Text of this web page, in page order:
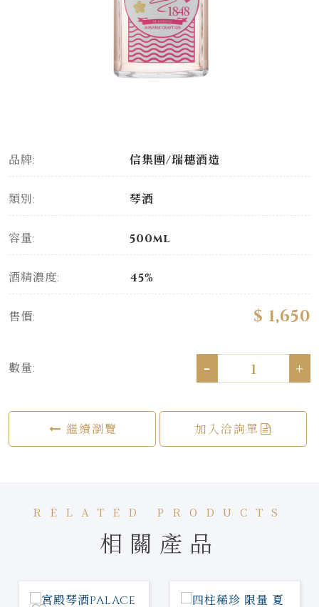
品牌: 信集團/瑞穗酒造
類別: 琴酒
容量: 500ml
酒精濃度: 45%
售價: $ 1,650
數量: - +
繼續瀏覽 加入洽詢單
RELATED PRODUCTS
相關產品